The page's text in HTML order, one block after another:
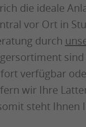
die ideale
vor Ort in
durch
verfügbar
wir Ihre
steht Ihnen